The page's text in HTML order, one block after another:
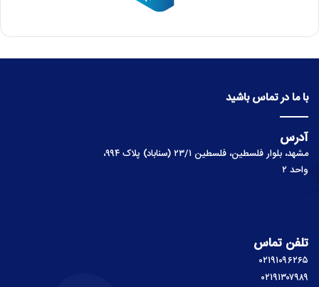
با ما در تماس باشید
آدرس
مشهد، بلوار فلسطین، فلسطین ۲۳/۱ (سناباد) پلاک ۹۹۴،
واحد ۲
تلفن تماس
۰۲۱۹۱۰۹۶۲۶۵
۰۲۱۹۱۳۰۷۹۸۹